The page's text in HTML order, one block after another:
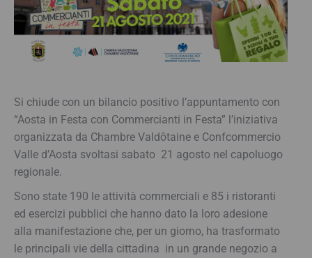
Si chiude con un bilancio positivo l’appuntamento con
“Aosta in Festa con Commercianti in Festa” l’iniziativa
organizzata da Chambre Valdôtaine e Confcommercio
Valle d’Aosta svoltasi sabato 21 agosto nel capoluogo
regionale.
Sono state 190 le attività commerciali e 85 i ristoranti
ed esercizi pubblici che hanno dato la loro adesione
alla manifestazione che, per un giorno, ha trasformato
le principali vie della cittadina in un grande negozio a